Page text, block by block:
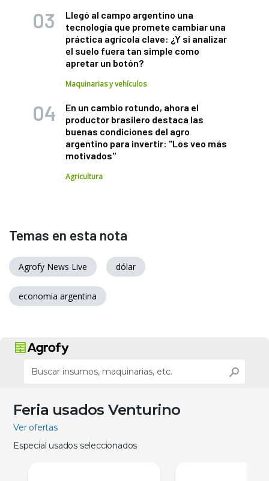
Llegó al campo argentino una
tecnología que promete cambiar una
práctica agrícola clave: ¿Y si analizar
el suelo fuera tan simple como
apretar un botón?
Maquinarias y vehículos
En un cambio rotundo, ahora el
productor brasilero destaca las
buenas condiciones del agro
argentino para invertir: "Los veo más
motivados"
Agricultura
Temas en esta nota
Agrofy News Live dólar
economia argentina
Feria usados Venturino
Ver ofertas
Especial usados seleccionados